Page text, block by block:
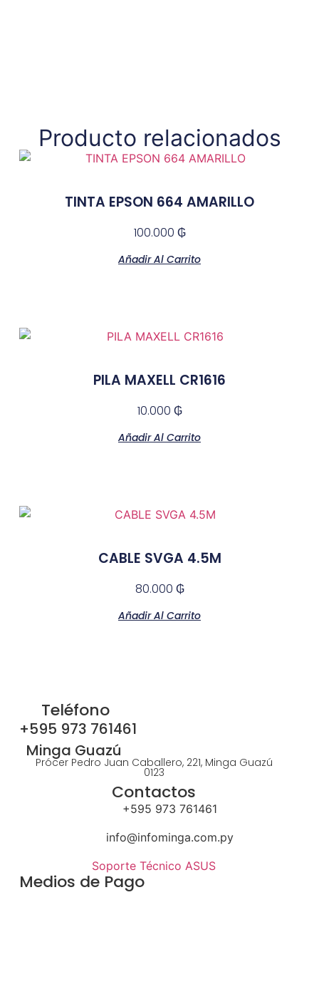
Producto relacionados
TINTA EPSON 664 AMARILLO
100.000 ₲
Añadir Al Carrito
PILA MAXELL CR1616
10.000 ₲
Añadir Al Carrito
CABLE SVGA 4.5M
80.000 ₲
Añadir Al Carrito
Teléfono
+595 973 761461
Minga Guazú
Prócer Pedro Juan Caballero, 221, Minga Guazú
0123
Contactos
+595 973 761461
info@infominga.com.py
Soporte Técnico ASUS
Medios de Pago